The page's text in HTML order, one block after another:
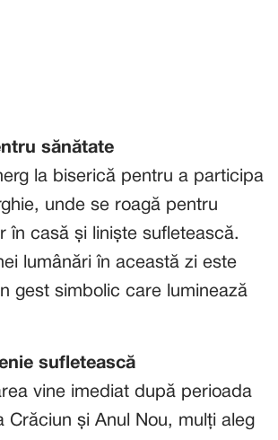
sănătate
la biserică pentru a participa
unde se roagă pentru
în casă și liniște sufletească.
lumânări în această zi este
gest simbolic care luminează
sufletească
vine imediat după perioada
Crăciun și Anul Nou, mulți aleg